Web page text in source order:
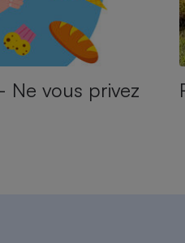
Ne vous privez